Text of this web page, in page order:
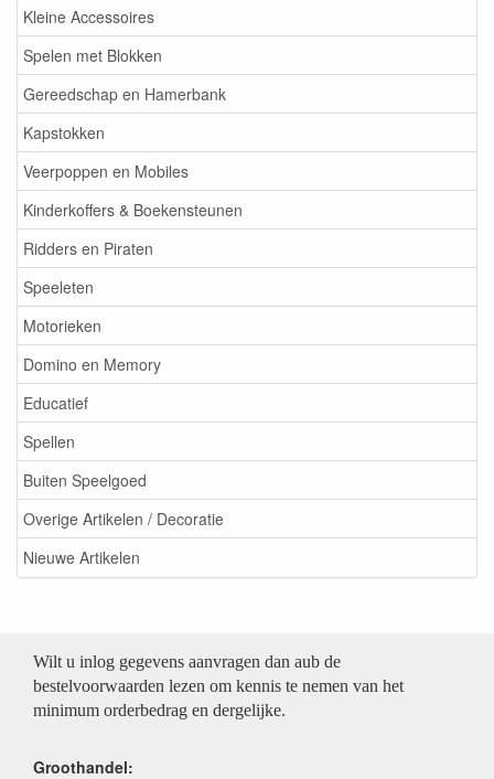
Kleine Accessoires
Spelen met Blokken
Gereedschap en Hamerbank
Kapstokken
Veerpoppen en Mobiles
Kinderkoffers & Boekensteunen
Ridders en Piraten
Speeleten
Motorieken
Domino en Memory
Educatief
Spellen
Buiten Speelgoed
Overige Artikelen / Decoratie
Nieuwe Artikelen
Wilt u inlog gegevens aanvragen dan aub de
bestelvoorwaarden lezen om kennis te nemen van het
minimum orderbedrag en dergelijke.
Groothandel: